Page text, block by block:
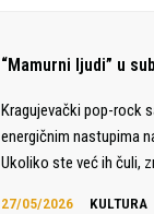
“Mamurni ljudi” u
Kragujevački pop-rock
energičnim nastupima
Ukoliko ste već ih čuli,
27/05/2026 KULTURA